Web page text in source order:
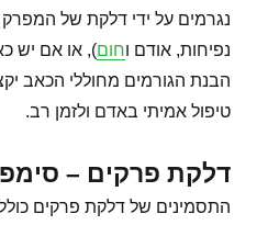
נגרמים על ידי דלקת של
נפיחות, אודם וחום), או אם יש
הבנת הגורמים מחוללי הכאב
טיפול אמיתי באדם ולזמן רב.
דלקת פרקים –
התסמינים של דלקת פרקים